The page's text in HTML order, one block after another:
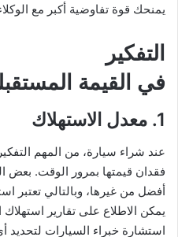
يمنحك قوة تفاوضية أكبر مع
التفكير
في القيمة
1. معدل الاستهلاك
عند شراء سيارة، من المهم
فقدان قيمتها بمرور الوقت. بعض
أفضل من غيرها، وبالتالي تعتبر
يمكن الاطلاع على تقارير استهلاك
استشارة خبراء السيارات لتحديد